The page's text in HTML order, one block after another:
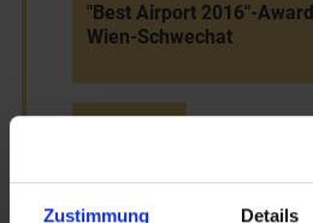
Zustimmung Details
"Best Airport 2016"-
Wien-Schwechat
Feiern in Burgschleinitz-